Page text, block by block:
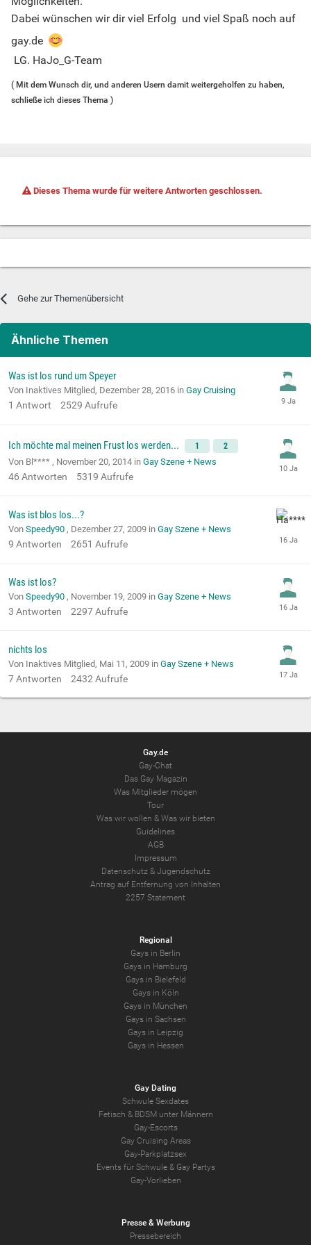
Dabei wünschen wir dir viel Erfolg und viel Spaß noch auf
gay.de
LG. HaJo_G-Team
( Mit dem Wunsch dir, und anderen Usern damit weitergeholfen zu haben,
schließe ich dieses Thema )
Dieses Thema wurde für weitere Antworten geschlossen.
Gehe zur Themenübersicht
Ähnliche Themen
Was ist los rund um Speyer
Von Inaktives Mitglied, Dezember 28, 2016 in Gay Cruising
1 Antwort 2529 Aufrufe
Ich möchte mal meinen Frust los werden... 1 2
Von Bl**** , November 20, 2014 in Gay Szene + News
46 Antworten 5319 Aufrufe
Was ist blos los...?
Von Speedy90 , Dezember 27, 2009 in Gay Szene + News
9 Antworten 2651 Aufrufe
Was ist los?
Von Speedy90 , November 19, 2009 in Gay Szene + News
3 Antworten 2297Aufrufe
nichts los
Von Inaktives Mitglied, Mai 11, 2009 in Gay Szene + News
7Antworten 2432 Aufrufe
Gay.de
Gay-Chat
Das Gay Magazin
Was Mitglieder mögen
Tour
Was wir wollen & Was wir bieten
Guidelines
AGB
Impressum
Datenschutz& Jugendschutz
Antrag auf Entfernung von Inhalten
2257 Statement
Regional
Gays in Berlin
Gays in Hamburg
Gays in Bielefeld
Gays in Köln
Gays in München
Gays in Sachsen
Gays in Leipzig
Gays in Hessen
Gay Dating
Schwule Sexdates
Fetisch & BDSM unter Männern
Gay-Escorts
Gay Cruising Areas
Gay-Parkplatzsex
Events für Schwule & Gay Partys
Gay-Vorlieben
Presse & Werbung
Pressebereich